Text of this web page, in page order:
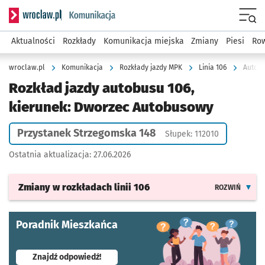
Serwis informacyjny wroclaw.pl podserwis: Komunikacja
Aktualności Rozkłady Komunikacja miejska Zmiany Piesi
wroclaw.pl Komunikacja Rozkłady jazdy MPK Linia 106
Rozkład jazdy autobusu 106,
kierunek: Dworzec Autobusowy
Przystanek Strzegomska 148 Słupek: 112010
Ostatnia aktualizacja: 27.06.2026
Zmiany w rozkładach linii 106 ROZWIŃ
Poradnik Mieszkańca
Znajdź odpowiedź!- otworzy się w nowej karcie